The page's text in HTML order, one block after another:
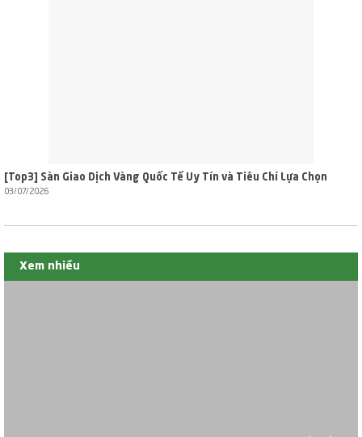
[Top3] Sàn Giao Dịch Vàng Quốc Tế Uy Tín và Tiêu Chí Lựa Chọn
03/07/2026
Xem nhiều